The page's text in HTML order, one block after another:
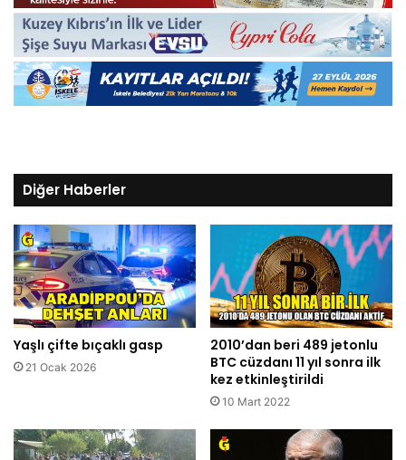
Diğer Haberler
Yaşlı çifte bıçaklı gasp
21 Ocak 2026
2010’dan beri 489 jetonlu
BTC cüzdanı 11 yıl sonra ilk
kez etkinleştirildi
10 Mart 2022